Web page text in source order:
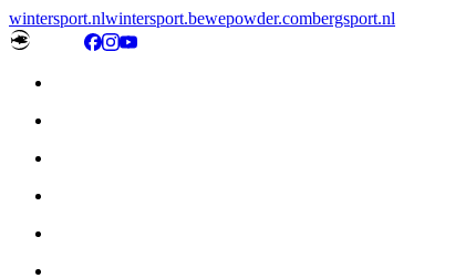
wintersport.nlwintersport.bewepowder.combergsport.nl